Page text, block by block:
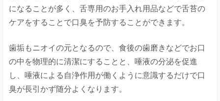
になることが多く、舌専用のお手入れ用品などで舌苔の
ケアをすることで口臭を予防することができます。
歯垢もニオイの元となるので、食後の歯磨きなどでお口
の中を物理的に清潔にすることと、唾液の分泌を促進
し、唾液による自浄作用が働くように意識するだけで口
臭が長引かず随分よくなります。